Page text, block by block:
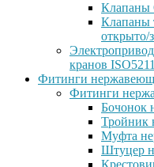
Клапаны
Клапаны
открыто/
кранов ISO5211
Фитинги
Фитинги
Бочонок
Тройник
Муфта
Штуцер